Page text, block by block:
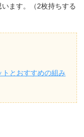
ます。（2枚持ちする
とおすすめの組み